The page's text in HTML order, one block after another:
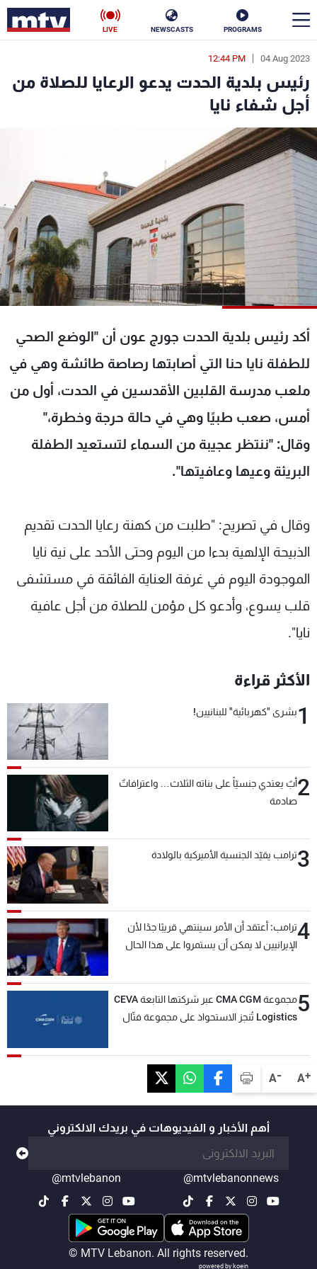
PROGRAMS
NEWSCASTS
LIVE
A+
A-
04 Aug 2023
12:44 PM
رئيس بلدية الحدت يدعو الرعايا للصلاة من
أجل شفاء نايا
أكد رئيس بلدية الحدت جورج عون أن "الوضع الصحي
للطفلة نايا حنا التي أصابتها رصاصة طائشة وهي في
ملعب مدرسة القلبين الأقدسين في الحدت، أول من
أمس، صعب طبيًا وهي في حالة حرجة وخطرة،"
وقال: "ننتظر عجيبة من السماء لتستعيد الطفلة
البريئة وعيها وعافيتها".
وقال في تصريح: "طلبت من كهنة رعايا الحدت تقديم
الذبيحة الإلهية بدءا من اليوم وحتى الأحد على نية نايا
الموجودة اليوم في غرفة العناية الفائقة في مستشفى
قلب يسوع، وأدعو كل مؤمن للصلاة من أجل عافية
نايا".
الأكثر قراءة
1بشرى "كهربائية" للبنانيين!
2أبٌ يعتدي جنسيّاً على بناته الثلاث… واعترافاتٌ
صادمة
3ترامب يقيّد الجنسية الأميركية بالولادة
4ترامب: أعتقد أن الأمر سينتهي قريبًا جدًا لأن
الإيرانيين لا يمكن أن يستمروا على هذا الحال
5
مجموعة CMA CGM عبر شركتها التابعة CEVA
Logistics تُنجز الاستحواذ على مجموعة فتّال
أهم الأخبار و الفيديوهات في بريدك الالكتروني
@mtvlebanonnews
@mtvlebanon
© MTV Lebanon. All rights reserved.
powered by koein
en
الأخبار
سياسة
إقتصاد
منوعات رياضة
كأس العالم
البرامج
شاهد البرامج
عن MTV
الإنـتـاج
لاعلاناتكم
وظائف
تواصل معنا
شروط الإسـتخدام
سياسة الخصوصية